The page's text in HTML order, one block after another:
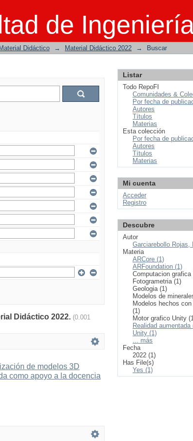
de
Material Didáctico → Material Didáctico 2022 → Buscar
Didáctico 2022. (0.001
de modelos 3D
como apoyo a la docencia
Listar
Todo RepoFI
Comunidades &
Por fecha de
Autores
Títulos
Materias
Esta colección
Por fecha de
Autores
Títulos
Materias
Mi cuenta
Acceder
Registro
Descubre
Autor
Garciarebollo Rojas,
Materia
ARCore (1)
ARFoundation (1)
Computacion grafica
Fotogrametria (1)
Geologia (1)
Modelos de
Modelos hechos
(1)
Motor grafico Unity
Realidad aumentada
Unity (1)
... más
Fecha
2022 (1)
Has File(s)
Yes (1)